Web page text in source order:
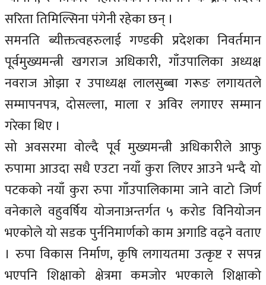
सरिता तिमिल्सिना पंगेनी रहेका छन् ।
समनति ब्यीक्तत्वहरुलाई गण्डकी प्रदेशका निवर्तमान
पूर्वमुख्यमन्त्री खगराज अधिकारी, गाँउपालिका अध्यक्ष
नवराज ओझा र उपाध्यक्ष लालसुब्बा गरूङ लगायतले
सम्मापनपत्र, दोसल्ला, माला र अविर लगाएर सम्मान
गरेका थिए ।
सो अवसरमा वोल्दै पूर्व मुख्यमन्त्री अधिकारीले आफु
रुपामा आउदा सधै एउटा नयाँ कुरा लिएर आउने भन्दै यो
पटकको नयाँ कुरा रुपा गाँउपालिकामा जाने वाटो जिर्ण
वनेकाले वहुवर्षिय योजनाअन्तर्गत ५ करोड विनियोजन
भएकोले यो सडक पुर्ननिमार्णको काम अगाडि वढ्ने वताए
। रुपा विकास निर्माण, कृषि लगायतमा उत्कृष्ट र सपन्न
भएपनि शिक्षाको क्षेत्रमा कमजोर भएकाले शिक्षाको